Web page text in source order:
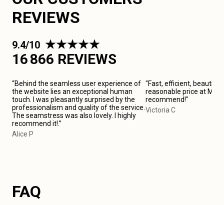
REVIEWS
9.4/10
16 866 REVIEWS
“Behind the seamless user experience of
the website lies an exceptional human
touch. I was pleasantly surprised by the
professionalism and quality of the service.
The seamstress was also lovely. I highly
recommend it!.”
Alice P
"Fast, efficient, beautiful
reasonable price at
recommend!"
Victoria C
FAQ